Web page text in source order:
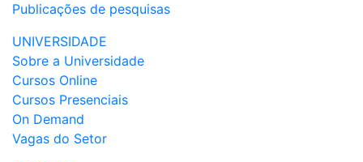
Publicações de pesquisas
UNIVERSIDADE
Sobre a Universidade
Cursos Online
Cursos Presenciais
On Demand
Vagas do Setor